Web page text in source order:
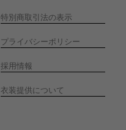
特別商取引法の表示
プライバシーポリシー
採用情報
衣装提供について